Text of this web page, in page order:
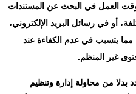
حوالي 20 % من وقت العمل في البحث عن المستندات
أو في رسائل البريد الإلكتروني،
يتسبب في عدم الكفاءة عند
غير المنظم.
من محاولة إدارة وتنظيم